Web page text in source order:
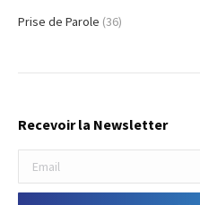
Prise de Parole (36)
Recevoir la Newsletter